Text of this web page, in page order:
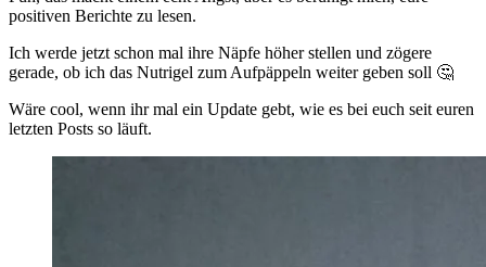
positiven Berichte zu lesen.
Ich werde jetzt schon mal ihre Näpfe höher stellen und zögere
gerade, ob ich das Nutrigel zum Aufpäppeln weiter geben soll 🤔
Wäre cool, wenn ihr mal ein Update gebt, wie es bei euch seit euren
letzten Posts so läuft.